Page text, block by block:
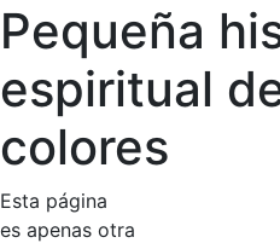
Pequeña
espiritual
colores
Esta página
es apenas otra